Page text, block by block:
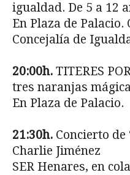
igualdad. De 5 a 12
En Plaza de
Concejalía de
20:00h. TITERES
tres naranjas
En Plaza de Palacio.
21:30h. Concierto de
Charlie Jiménez
SER Henares, en